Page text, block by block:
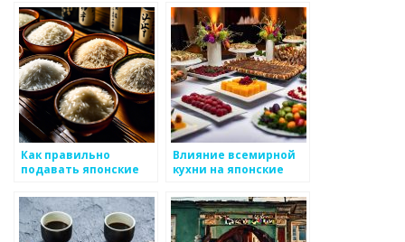
популярные блюда
Как правильно
подавать японские
Влияние всемирной
кухни на японские